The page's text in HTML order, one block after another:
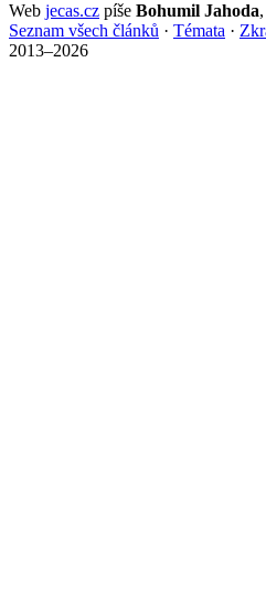
Web jecas.cz píše Bohumil Jahoda,
Seznam všech článků · Témata ·
2013–2026